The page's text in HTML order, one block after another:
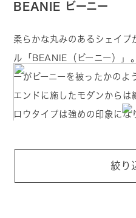
BEANIE ビーニー
柔らかな丸みのあるシェイプ
ル「BEANIE（ビーニー）」
ーがビーニーを被ったかのよ
エンドに施したモダンからは
ロウタイプは強めの印象にな
気のモデルです。
絞り